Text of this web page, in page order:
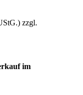
zzgl.
im